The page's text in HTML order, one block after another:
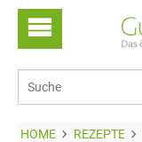
HOME REZEPTE